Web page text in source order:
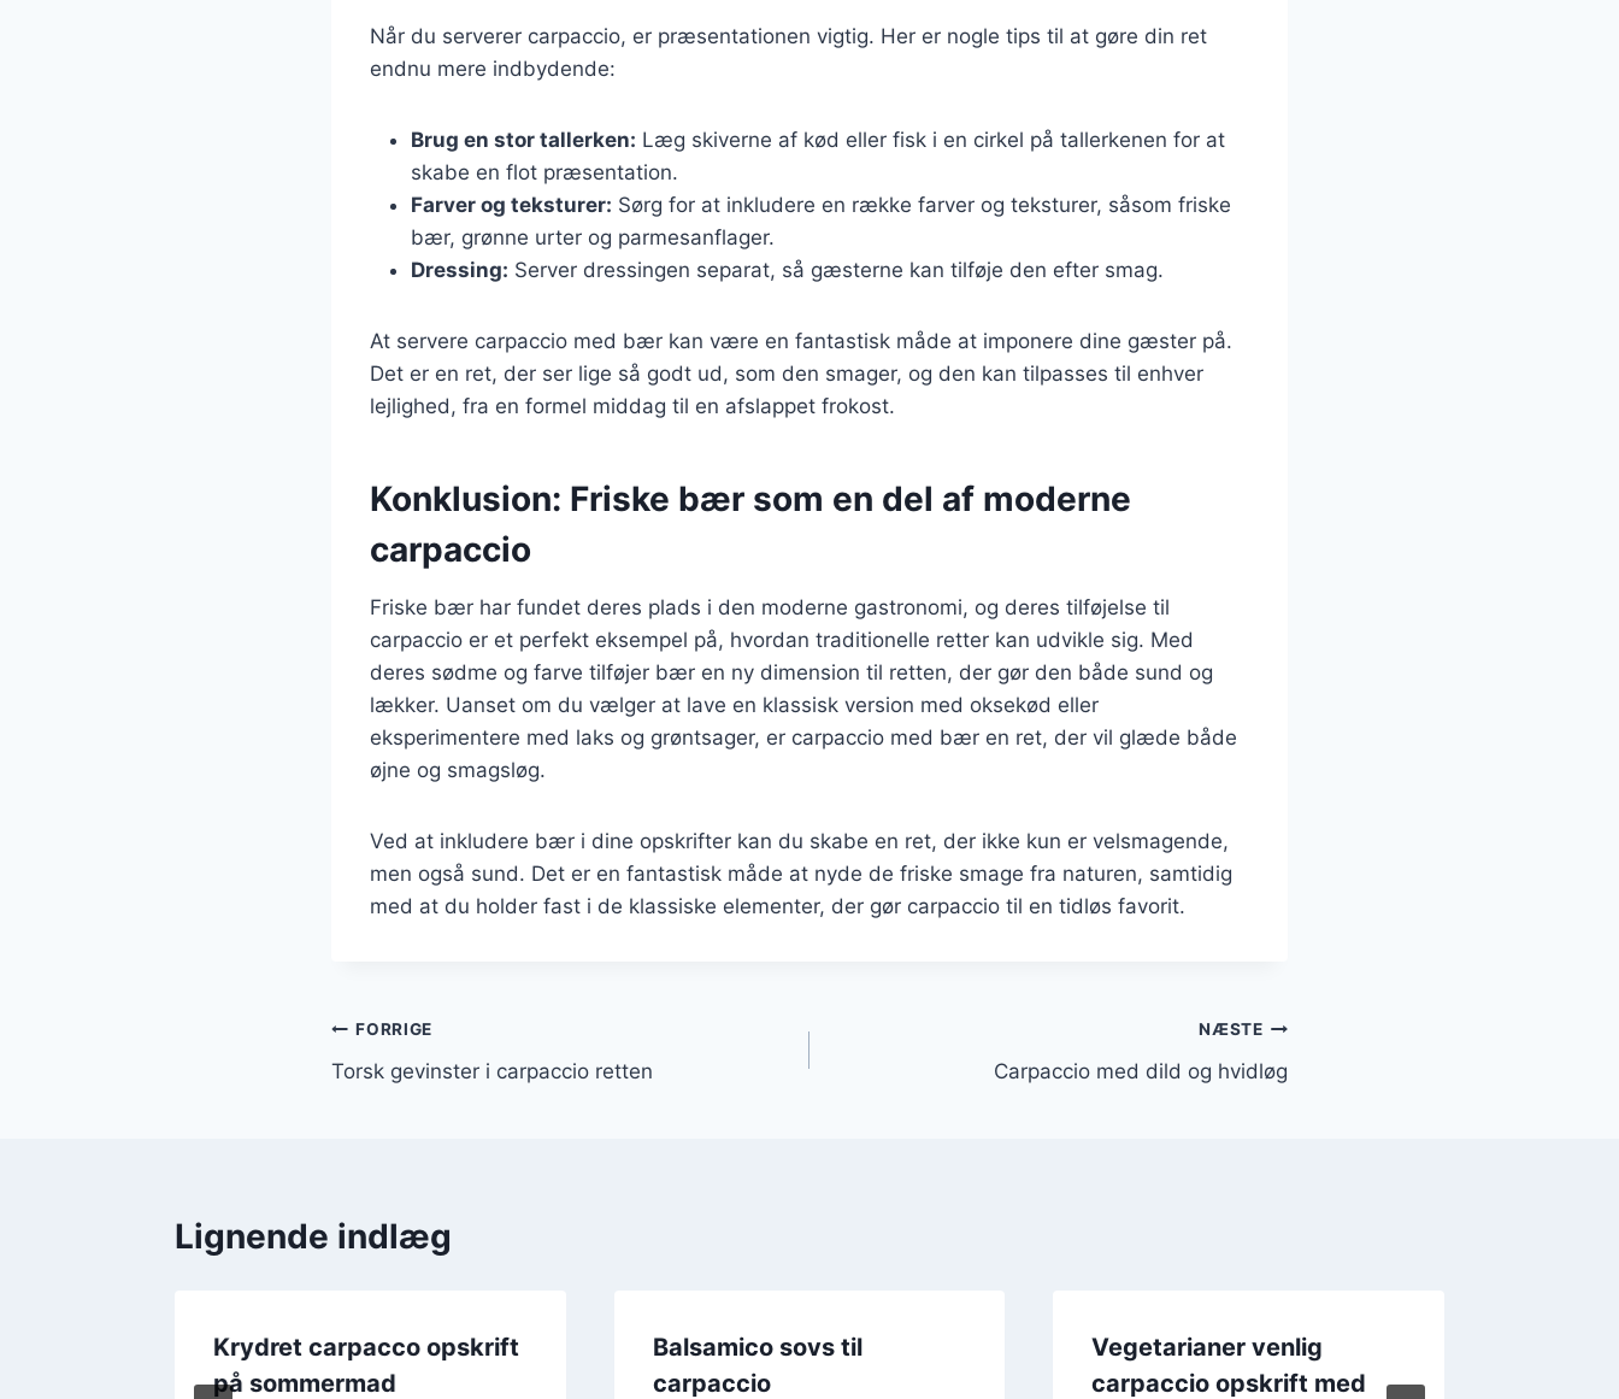
Når du serverer carpaccio, er præsentationen vigtig. Her er nogle tips til at gøre din ret
endnu mere indbydende:
Brug en stor tallerken: Læg skiverne af kød eller fisk i en cirkel på tallerkenen for at
skabe en flot præsentation.
Farver og teksturer: Sørg for at inkludere en række farver og teksturer, såsom friske
bær, grønne urter og parmesanflager.
Dressing: Server dressingen separat, så gæsterne kan tilføje den efter smag.
At servere carpaccio med bær kan være en fantastisk måde at imponere dine gæster på.
Det er en ret, der ser lige så godt ud, som den smager, og den kan tilpasses til enhver
lejlighed, fra en formel middag til en afslappet frokost.
Konklusion: Friske bær som en del af moderne
carpaccio
Friske bær har fundet deres plads i den moderne gastronomi, og deres tilføjelse til
carpaccio er et perfekt eksempel på, hvordan traditionelle retter kan udvikle sig. Med
deres sødme og farve tilføjer bær en ny dimension til retten, der gør den både sund og
lækker. Uanset om du vælger at lave en klassisk version med oksekød eller
eksperimentere med laks og grøntsager, er carpaccio med bær en ret, der vil glæde både
øjne og smagsløg.
Ved at inkludere bær i dine opskrifter kan du skabe en ret, der ikke kun er velsmagende,
men også sund. Det er en fantastisk måde at nyde de friske smage fra naturen, samtidig
med at du holder fast i de klassiske elementer, der gør carpaccio til en tidløs favorit.
Indlægsnavigation
FORRIGE
Torsk gevinster i carpaccio retten
NÆSTE
Carpaccio med dild og hvidløg
Lignende indlæg
Krydret carpacco opskrift
på sommermad
Balsamico sovs til
carpaccio
Vegetarianer venlig
carpaccio opskrift med